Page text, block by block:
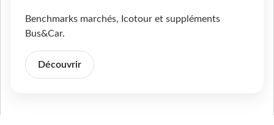
Benchmarks marchés, Icotour et suppléments
Bus&Car.
Découvrir